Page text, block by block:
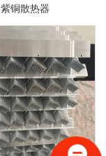
紫铜散热器